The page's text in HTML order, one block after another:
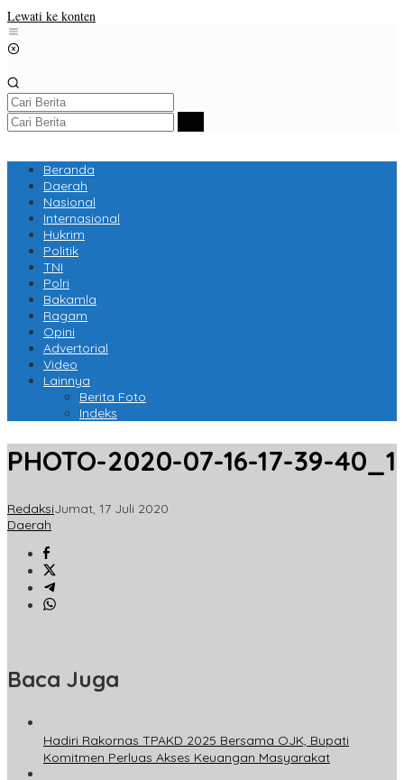
Lewati ke konten
Beranda
Daerah
Nasional
Internasional
Hukrim
Politik
TNI
Polri
Bakamla
Ragam
Opini
Advertorial
Video
Lainnya
Berita Foto
Indeks
PHOTO-2020-07-16-17-39-40_1
RedaksiJumat, 17 Juli 2020
Daerah
Baca Juga
Hadiri Rakornas TPAKD 2025 Bersama OJK, Bupati
Komitmen Perluas Akses Keuangan Masyarakat